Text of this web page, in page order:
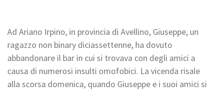
Ad Ariano Irpino, in provincia di Avellino, Giuseppe, un
ragazzo non binary diciassettenne, ha dovuto
abbandonare il bar in cui si trovava con degli amici a
causa di numerosi insulti omofobici. La vicenda risale
alla scorsa domenica, quando Giuseppe e i suoi amici si